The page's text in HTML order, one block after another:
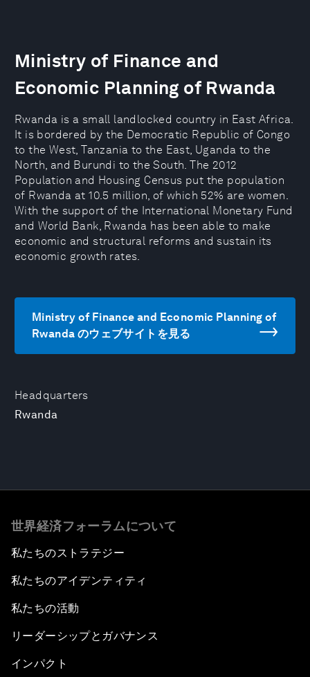
Headquarters
Rwanda
Ministry of Finance and
Economic Planning of Rwanda
Rwanda is a small landlocked country in East Africa.
It is bordered by the Democratic Republic of Congo
to the West, Tanzania to the East, Uganda to the
North, and Burundi to the South. The 2012
Population and Housing Census put the population
of Rwanda at 10.5 million, of which 52% are women.
With the support of the International Monetary Fund
and World Bank, Rwanda has been able to make
economic and structural reforms and sustain its
economic growth rates.
Ministry of Finance and Economic Planning of
Rwanda のウェブサイトを見る
世界経済フォーラムについて
私たちのストラテジー
私たちのアイデンティティ
私たちの活動
リーダーシップとガバナンス
インパクト